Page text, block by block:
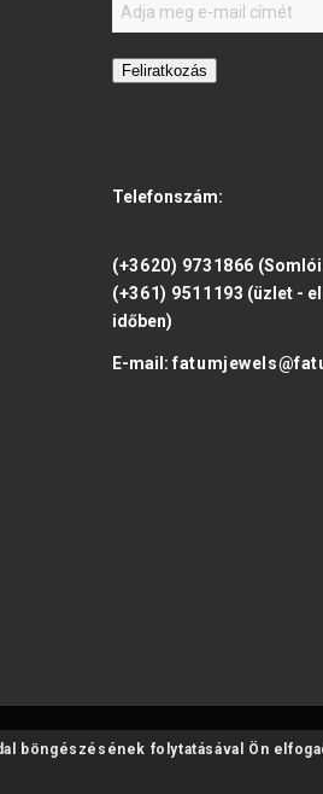
Feliratkozás
Telefonszám:
(+3620) 9731866
(+361) 9511193 (üzlet -
időben)
E-mail:
böngészésének folytatásával Ön